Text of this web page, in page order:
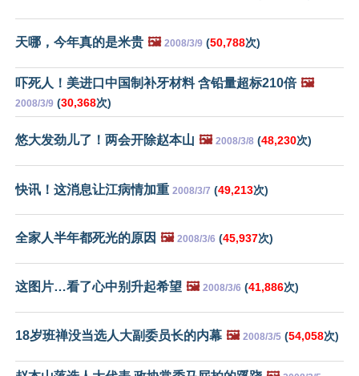
天哪，今年真的是米贵 🖼️ 2008/3/9 (50,788次)
吓死人！美进口中国制补牙材料 含铅量超标210倍 🖼️
2008/3/9 (30,368次)
悠大发劲儿了！两会开除赵本山 🖼️ 2008/3/8 (48,230次)
快讯！这消息让江病情加重 2008/3/7 (49,213次)
全家人半年都死光的原因 🖼️ 2008/3/6 (45,937次)
这图片…看了心中别升起希望 🖼️ 2008/3/6 (41,886次)
18岁班禅没当选人大副委员长的内幕 🖼️ 2008/3/5 (54,058次)